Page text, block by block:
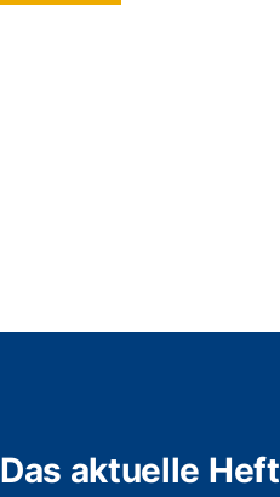
Das aktuelle Heft